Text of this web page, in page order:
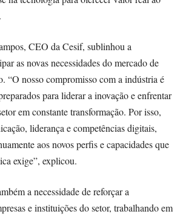
CEO da Cesif, sublinhou a
as novas necessidades do mercado de
“O nosso compromisso com a indústria é
para liderar a inovação e enfrentar
em constante transformação. Por isso,
liderança e competências digitais,
aos novos perfis e capacidades que
exige”, explicou.
a necessidade de reforçar a
e instituições do setor, trabalhando em